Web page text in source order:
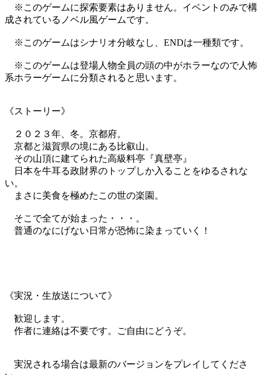
※このゲームに探索要素はありません。イベントのみで構
成されているノベル風ゲームです。
※このゲームはシナリオ分岐なし、ENDは一種類です。
※このゲームは登場人物全員の頭の中がホラーなので人怖
系ホラーゲームに分類されると思います。
《ストーリー》
２０２３年、冬。京都府。
京都と滋賀県の境にある比叡山。
その山頂に建てられた高級料亭『真壁亭』
日本を牛耳る政財界のトップしか入ることをゆるされな
い。
まさに美食を極めたこの世の楽園。
そこで全てが始まった・・・。
普通のなにげない日常が恐怖に染まっていく！
《実況・生放送について》
歓迎します。
作者に連絡は不要です。ご自由にどうぞ。
実況される場合は最新のバージョンをプレイしてくださ